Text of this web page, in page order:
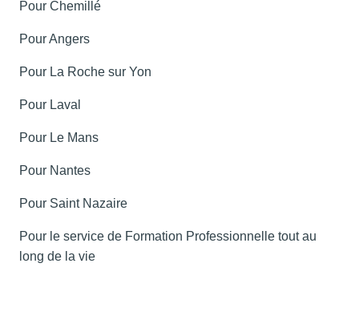
Pour Chemillé
Pour Angers
Pour La Roche sur Yon
Pour Laval
Pour Le Mans
Pour Nantes
Pour Saint Nazaire
Pour le service de Formation Professionnelle tout au
long de la vie